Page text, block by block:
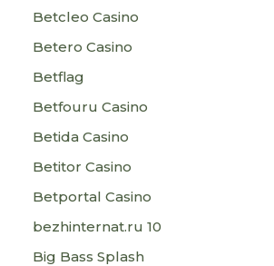
Betcleo Casino
Betero Casino
Betflag
Betfouru Casino
Betida Casino
Betitor Casino
Betportal Casino
bezhinternat.ru 10
Big Bass Splash